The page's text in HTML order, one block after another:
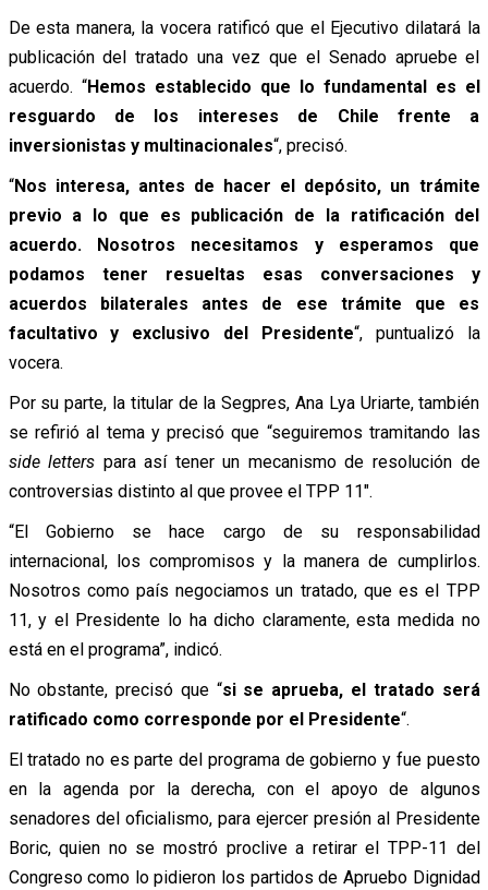
De esta manera, la vocera ratificó que el Ejecutivo dilatará la
publicación del tratado una vez que el Senado apruebe el
acuerdo. “Hemos establecido que lo fundamental es el
resguardo de los intereses de Chile frente a
inversionistas y multinacionales“, precisó.
“Nos interesa, antes de hacer el depósito, un trámite
previo a lo que es publicación de la ratificación del
acuerdo. Nosotros necesitamos y esperamos que
podamos tener resueltas esas conversaciones y
acuerdos bilaterales antes de ese trámite que es
facultativo y exclusivo del Presidente“, puntualizó la
vocera.
Por su parte, la titular de la Segpres, Ana Lya Uriarte, también
se refirió al tema y precisó que “seguiremos tramitando las
side letters para así tener un mecanismo de resolución de
controversias distinto al que provee el TPP 11″.
“El Gobierno se hace cargo de su responsabilidad
internacional, los compromisos y la manera de cumplirlos.
Nosotros como país negociamos un tratado, que es el TPP
11, y el Presidente lo ha dicho claramente, esta medida no
está en el programa”, indicó.
No obstante, precisó que “si se aprueba, el tratado será
ratificado como corresponde por el Presidente“.
El tratado no es parte del programa de gobierno y fue puesto
en la agenda por la derecha, con el apoyo de algunos
senadores del oficialismo, para ejercer presión al Presidente
Boric, quien no se mostró proclive a retirar el TPP-11 del
Congreso como lo pidieron los partidos de Apruebo Dignidad